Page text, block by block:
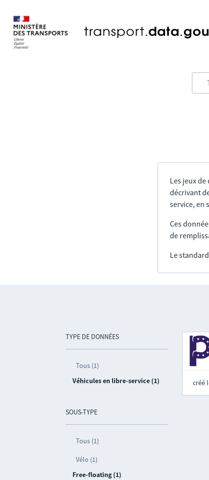
Les jeux
décrivant
service, en
Ces
de
Le
TYPE DE DONNÉES
Tous (1)
Véhicules en libre-service (1)
SOUS-TYPE
Tous (1)
Vélo (1)
Free-floating (1)
créé